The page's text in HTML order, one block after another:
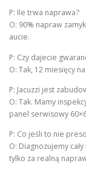
P: Ile trwa naprawa?
O: 90% napraw
aucie.
P: Czy dajecie
O: Tak, 12 miesięcy
P: Jacuzzi jest
O: Tak. Mamy
panel serwisowy
P: Co jeśli to nie
O: Diagnozujemy cały
tylko za realną